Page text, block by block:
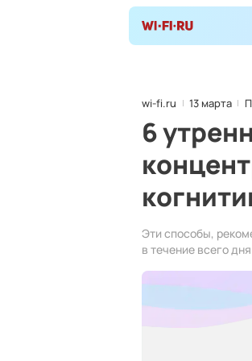
wi-fi.ru 13 марта
6
Эти способы,
в течение всего дня